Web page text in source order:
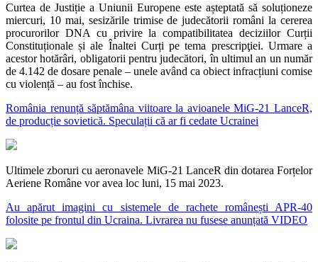
Curtea de Justiție a Uniunii Europene este așteptată să soluționeze
miercuri, 10 mai, sesizările trimise de judecătorii români la cererea
procurorilor DNA cu privire la compatibilitatea deciziilor Curții
Constituționale și ale Înaltei Curți pe tema prescripţiei. Urmare a
acestor hotărâri, obligatorii pentru judecători, în ultimul an un număr
de 4.142 de dosare penale – unele având ca obiect infracțiuni comise
cu violență – au fost închise.
România renunță săptămâna viitoare la avioanele MiG-21 LanceR,
de producție sovietică. Speculații că ar fi cedate Ucrainei
Ultimele zboruri cu aeronavele MiG-21 LanceR din dotarea Forțelor
Aeriene Române vor avea loc luni, 15 mai 2023.
Au apărut imagini cu sistemele de rachete românești APR-40
folosite pe frontul din Ucraina. Livrarea nu fusese anunțată VIDEO